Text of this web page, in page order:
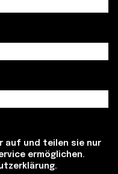
auf und teilen sie nur
ermöglichen.